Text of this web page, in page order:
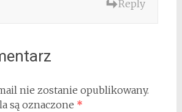
Reply
nie zostanie opublikowany.
są oznaczone *